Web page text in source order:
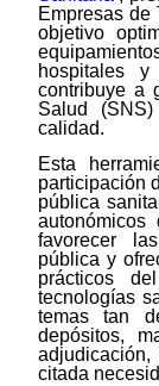
Empresas de
objetivo
hospitales
contribuye a
Salud
calidad.
Esta
participación
pública
favorecer
pública y
prácticos
tecnologías
temas tan
depósitos,
citada